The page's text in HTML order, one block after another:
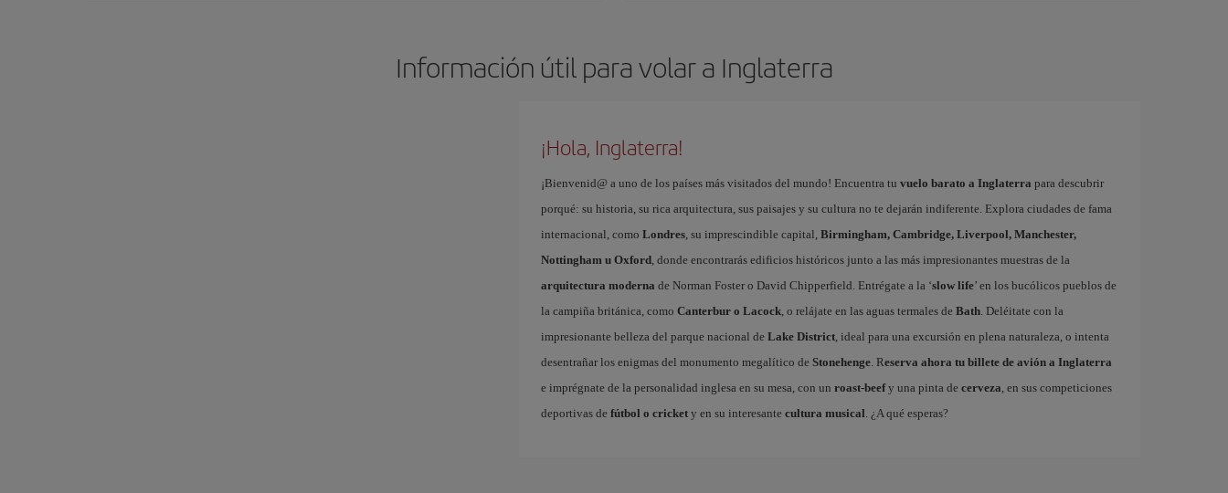
Información útil para volar a Inglaterra
¡Hola, Inglaterra!
¡Bienvenid@ a uno de los países más visitados del mundo! Encuentra tu vuelo barato a Inglaterra para descubrir
porqué: su historia, su rica arquitectura, sus paisajes y su cultura no te dejarán indiferente. Explora ciudades de fama
internacional, como Londres, su imprescindible capital, Birmingham, Cambridge, Liverpool, Manchester,
Nottingham u Oxford, donde encontrarás edificios históricos junto a las más impresionantes muestras de la
arquitectura moderna de Norman Foster o David Chipperfield. Entrégate a la ‘slow life’ en los bucólicos pueblos de
la campiña británica, como Canterbur o Lacock, o relájate en las aguas termales de Bath. Deléitate con la
impresionante belleza del parque nacional de Lake District, ideal para una excursión en plena naturaleza, o intenta
desentrañar los enigmas del monumento megalítico de Stonehenge. Reserva ahora tu billete de avión a Inglaterra
e imprégnate de la personalidad inglesa en su mesa, con un roast-beefy una pinta de cerveza , en sus competiciones
deportivas de fútbol o crickety en su interesante cultura musical . ¿A qué esperas?